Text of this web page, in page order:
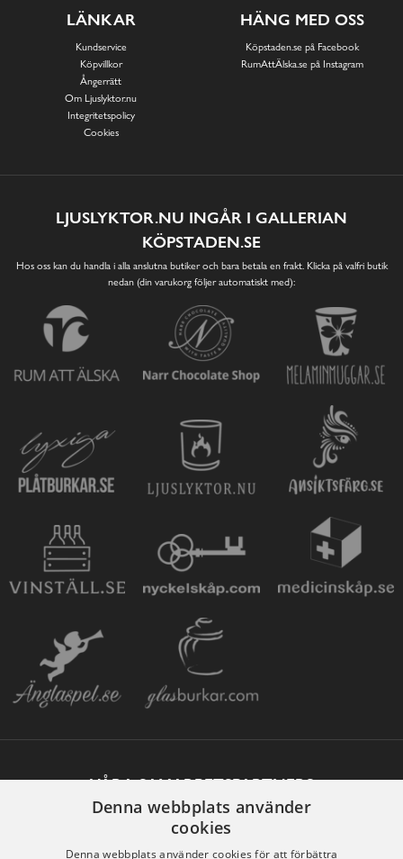
LÄNKAR
Kundservice
Köpvillkor
Ångerrätt
Om Ljuslyktor.nu
Integritetspolicy
Cookies
HÄNG MED OSS
Köpstaden.se på Facebook
RumAttÄlska.se på Instagram
LJUSLYKTOR.NU INGÅR I GALLERIAN
KÖPSTADEN.SE
Hos oss kan du handla i alla anslutna butiker och bara betala en frakt. Klicka på valfri butik
nedan (din varukorg följer automatiskt med):
VÅRA SAMARBETSPARTNERS
Denna webbplats använder
cookies
Denna webbplats använder cookies för att förbättra